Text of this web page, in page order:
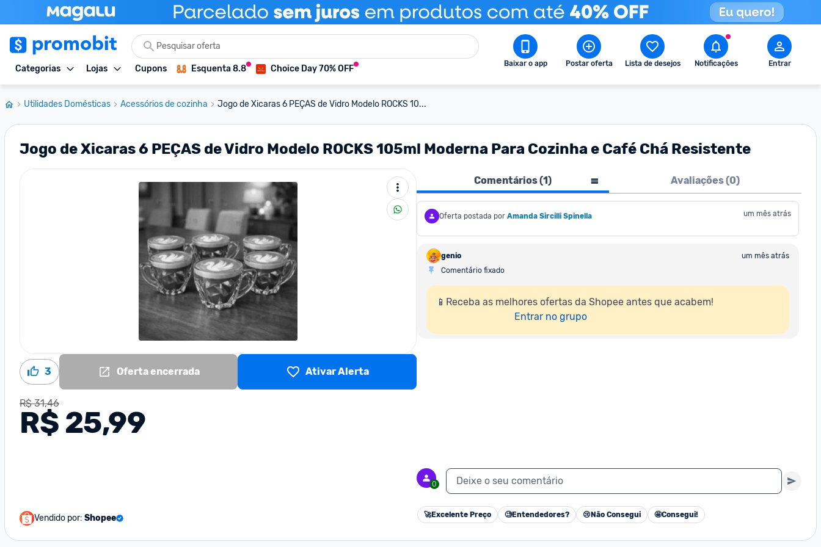
Categorias Lojas Cupons Esquenta 8.8 Choice Day 70% OFF Baixar o app Postar oferta Lista de desejos Notificações Entrar
Utilidades Domésticas Acessórios de cozinha Jogo de Xicaras 6 PEÇAS de Vidro Modelo ROCKS 10...
Jogo de Xicaras 6 PEÇAS de Vidro Modelo ROCKS 105ml Moderna Para Cozinha e Café Chá Resistente
3 Oferta encerrada Ativar Alerta
R$ 31,46
R$ 25,99
Vendido por: Shopee
Comentários (1) Avaliações (0)
Oferta postada por Amanda Sircilli Spinella um mês atrás
genio
um mês atrás
Comentário fixado
📱Receba as melhores ofertas da Shopee antes que acabem!
Entrar no grupo
0 Deixe o seu comentário
🚀Excelente Preço 🧐Entendedores? 😢 Não Consegui 🤩Consegui!